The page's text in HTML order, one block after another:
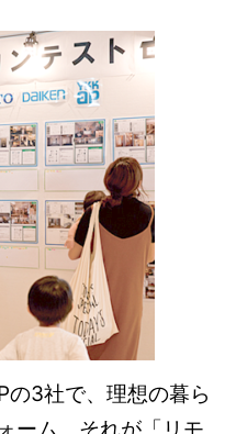
の3社で、理想の暮ら